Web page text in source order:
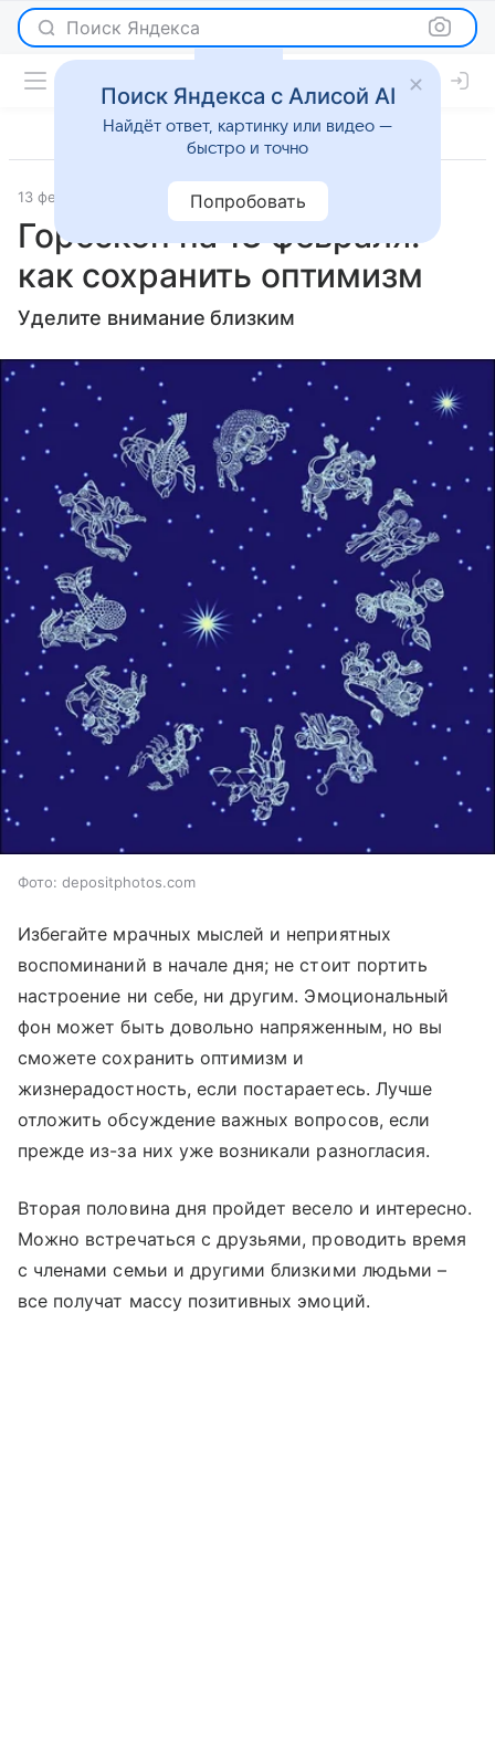
Поиск Яндекса
13 февраля 2022 Гороскопы
Гороскоп на 13 февраля:
как сохранить оптимизм
Уделите внимание близким
Фото: depositphotos.com
Избегайте мрачных мыслей и неприятных
воспоминаний в начале дня; не стоит портить
настроение ни себе, ни другим. Эмоциональный
фон может быть довольно напряженным, но вы
сможете сохранить оптимизм и
жизнерадостность, если постараетесь. Лучше
отложить обсуждение важных вопросов, если
прежде из-за них уже возникали разногласия.
Вторая половина дня пройдет весело и интересно.
Можно встречаться с друзьями, проводить время
с членами семьи и другими близкими людьми –
все получат массу позитивных эмоций.
Поиск Яндекса с Алисой AI
Найдёт ответ, картинку или видео —
быстро и точно
Попробовать